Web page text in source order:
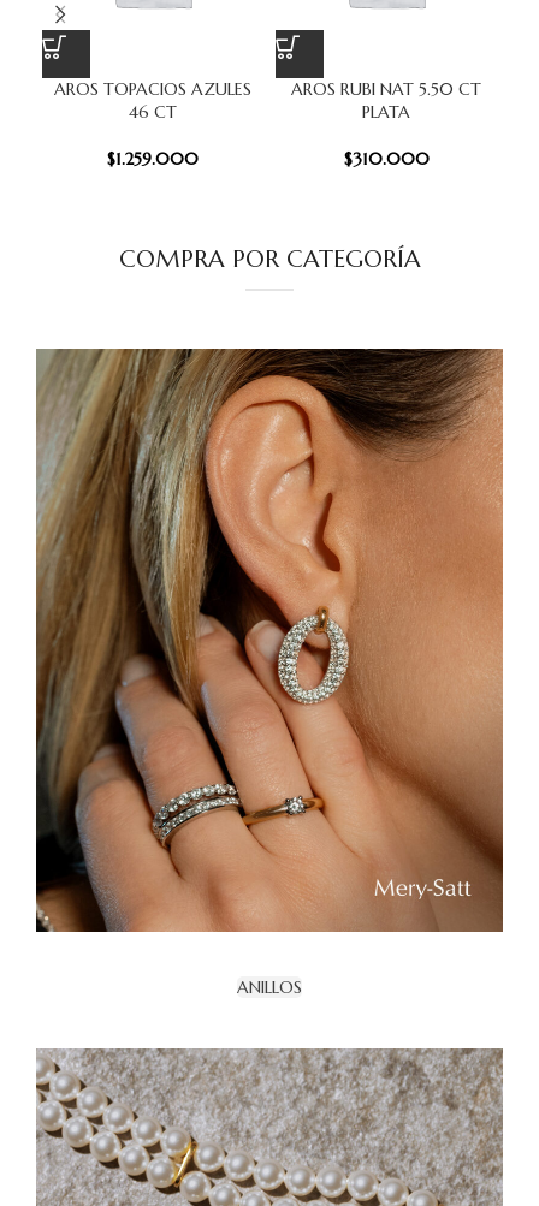
AROS TOPACIOS AZULES
46 CT
$1.259.000
AROS RUBI NAT 5.50 CT
PLATA
$310.000
COMPRA POR CATEGORÍA
ANILLOS